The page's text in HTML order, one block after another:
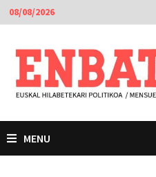
Passer
au
contenu
08/08/2026
MENU